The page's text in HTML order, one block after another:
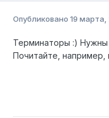
Опубликовано 19 марта,
Терминаторы :) Нужны
Почитайте, например,